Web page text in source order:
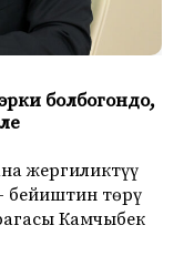
болбогондо,
жергиликтүү
бейиштин төрү
Камчыбек